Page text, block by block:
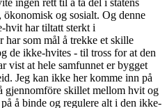
ingen rett til å ta del i statens
og sosialt. Og denne
hvit har tiltatt sterkt i
har som mål å trekke et skille
de ikke-hvites - til tross for at den
vist at hele samfunnet er bygget
Jeg kan ikke her komme inn på
gjennomföre skillet mellom hvit og
å binde og regulere alt i den ikke-